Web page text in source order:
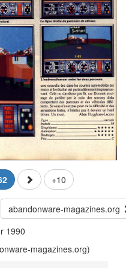
+10
abandonware-magazines.org
1990
magazines.org)